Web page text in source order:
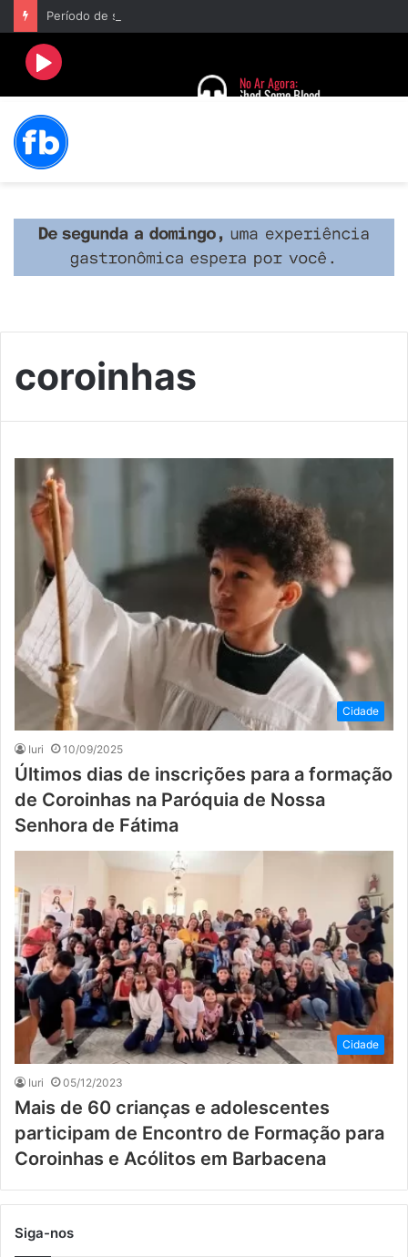
coroinhas
Cidade
Iuri 10/09/2025
Últimos dias de inscrições para a formação
de Coroinhas na Paróquia de Nossa
Senhora de Fátima
Cidade
Iuri 05/12/2023
Mais de 60 crianças e adolescentes
participam de Encontro de Formação para
Coroinhas e Acólitos em Barbacena
Siga-nos